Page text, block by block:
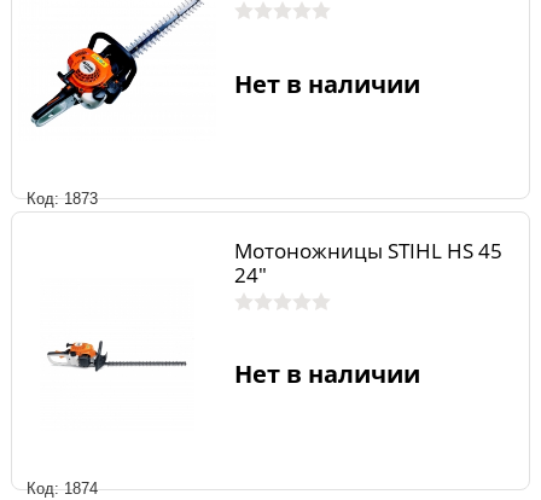
Код: 1873
Нет в наличии
Код: 1874
Мотоножницы STIHL HS 45
24"
Нет в наличии